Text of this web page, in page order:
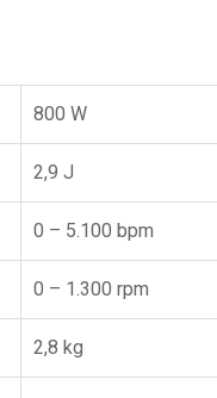
800 W
2,9 J
0 – 5.100 bpm
0 – 1.300 rpm
2,8 kg